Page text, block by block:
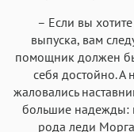
– Если вы
выпуска, вам
помощник должен
себя достойно.
жаловались
большие надежды:
рода леди